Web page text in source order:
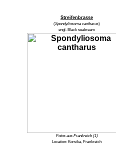
Streifenbrasse
(Spondyliosoma cantharus)
engl. Black seabream
Fotos aus Frankreich (1)
Location: Korsika, Frankreich